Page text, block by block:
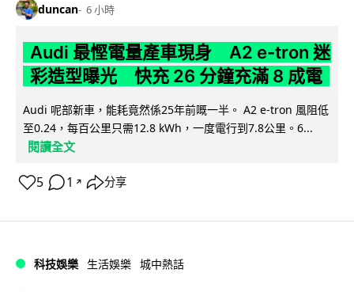
duncan 6 小時
Audi 最慳電量產車現身 A2 e-tron 迷
彩造型曝光 快充 26 分鐘充滿 8 成電
Audi 呢部新車，能耗竟然係25年前嘅一半。 A2 e-tron 風阻低
至0.24，每百公里只需12.8 kWh，一度電行到7.8公里。6...
閱讀全文
5 1 ↗ 分享
科技娛樂 生活娛樂 城中熱話